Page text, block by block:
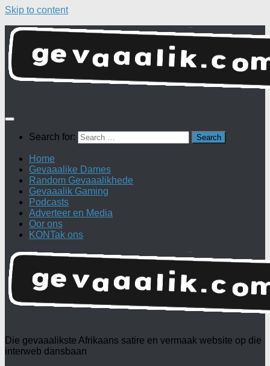
Skip to content
Search for:
Home
Gevaaalike Dames
Random Gevaaalikhede
Gevaaalik Gaming
Podcasts
Adverteer en Media
Oor ons
KONTak ons
Die gevaaalikste Afrikaans satire en vermaak website op die
interweb dansbaan